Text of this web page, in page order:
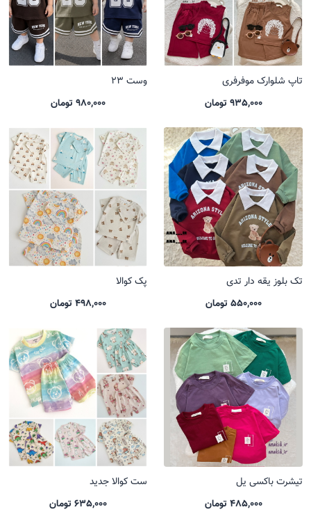
تاپ شلوارک موفرفری
935,000 تومان
وست 23
980,000 تومان
تک بلوز یقه دار تدی
550,000 تومان
پک کوالا
498,000 تومان
تیشرت باکسی یل
485,000 تومان
ست کوالا جدید
635,000 تومان